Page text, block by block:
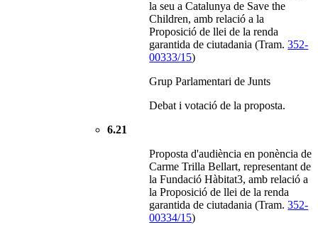
la seu a Catalunya de Save the
Children, amb relació a la
Proposició de llei de la renda
garantida de ciutadania (Tram.352-
00333/15)
Grup Parlamentari de Junts
Debat i votació de la proposta.
6.21
Proposta d'audiència en ponència de
Carme Trilla Bellart, representant de
la Fundació Hàbitat3, amb relació a
la Proposició de llei de la renda
garantida de ciutadania (Tram.352-
00334/15)